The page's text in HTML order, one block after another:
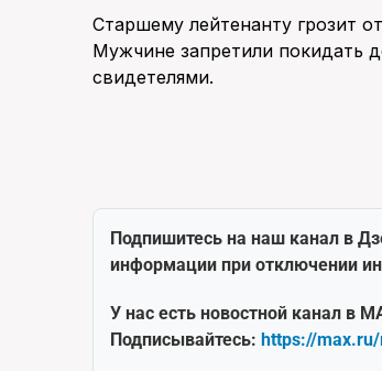
Старшему лейтенанту грозит
Мужчине запретили покидать
свидетелями.
Подпишитесь на наш канал в
информации при отключении
У нас есть новостной канал в
Подписывайтесь: https://